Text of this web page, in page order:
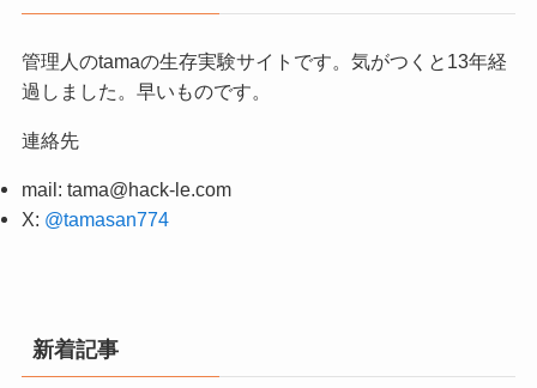
管理人のtamaの生存実験サイトです。気がつくと13年経
過しました。早いものです。
連絡先
mail: tama@hack-le.com
X: @tamasan774
新着記事